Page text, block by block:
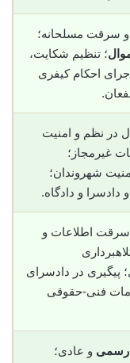
سرقت مسلحانه؛
؛ تنظیم شکایت،
احکام کیفری
در نظم و امنیت
غیرمجاز؛
شهروندان؛
دادسرا و دادگاه.
سرقت اطلاعات و
پیگیری در دادسرای
فنی-حقوقی
رسمی و عادی؛